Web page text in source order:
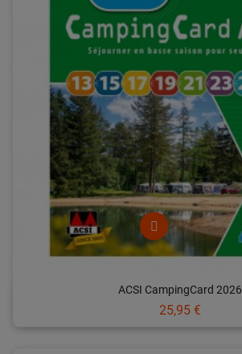
ACSI CampingCard 2026
Prix
25,95 €